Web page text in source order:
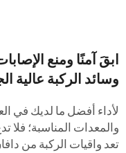
ابقَ آمنًا ومنع
وسائد الركبة عالية
لأداء أفضل ما لديك في
والمعدات المناسبة؛ فلا
تعد واقيات الركبة من